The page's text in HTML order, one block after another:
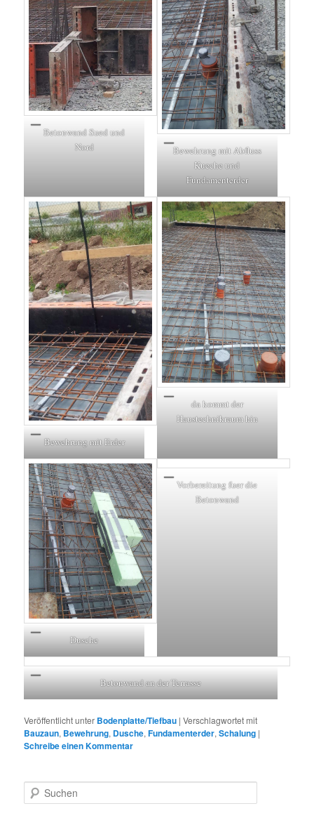
Betonwand Sued und
Nord
Bewehrung mit Abfluss
Kueche und
Fundamenterder
Bewehrung mit Erder
da kommt der
Haustechnikraum hin
Dusche
Vorbereitung fuer die
Betonwand
Betonwand an der Terrasse
Veröffentlicht unter Bodenplatte/Tiefbau |Verschlagwortet mit
Bauzaun, Bewehrung, Dusche,Fundamenterder,Schalung |
Schreibe einen Kommentar
u